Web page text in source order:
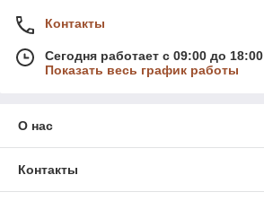
Контакты
Сегодня работает с 09:00 до 18:00
Показать весь график работы
О нас
Контакты